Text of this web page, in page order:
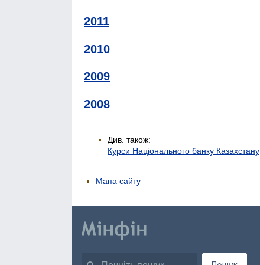
2011
2010
2009
2008
Див. також:
Курси Національного банку Казахстану
Мапа сайту